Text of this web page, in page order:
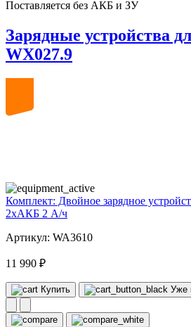
Поставляется без АКБ и ЗУ
Зарядные устройства
WX027.9
Комплект: Двойное зарядное
2xАКБ 2 А/ч
Артикул: WA3610
11 990 ₽
Купить Уже